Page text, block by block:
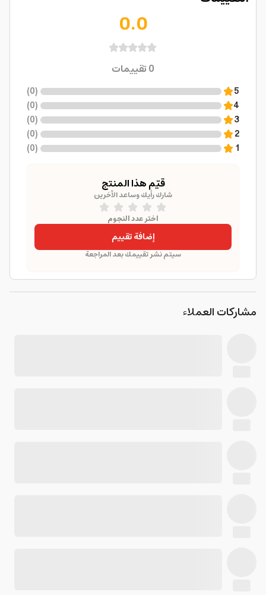
0.0
0تقييمات
5
(
0
)
4
(
0
)
3
(
0
)
2
(
0
)
1
(
0
)
قيّم هذا المنتج
شارك رأيك وساعد الآخرين
اختر عدد النجوم
إضافة تقييم
سيتم نشر تقييمك بعد المراجعة
مشاركات العملاء